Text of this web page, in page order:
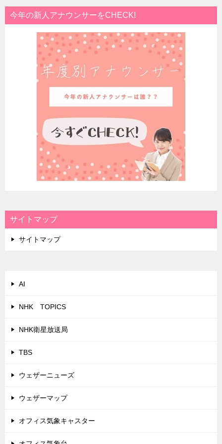
今年の新人アナウンサーをCHECK!
サイトマップ
サイトマップ
AI
NHK TOPICS
NHK衛星放送局
TBS
ウェザーニューズ
ウェザーマップ
オフィス気象キャスター